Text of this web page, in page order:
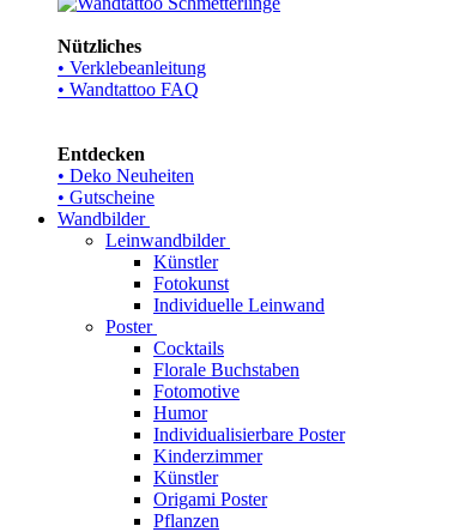
Nützliches
• Verklebeanleitung
• Wandtattoo FAQ
Entdecken
• Deko Neuheiten
• Gutscheine
Wandbilder
Leinwandbilder
Künstler
Fotokunst
Individuelle Leinwand
Poster
Cocktails
Florale Buchstaben
Fotomotive
Humor
Individualisierbare Poster
Kinderzimmer
Künstler
Origami Poster
Pflanzen